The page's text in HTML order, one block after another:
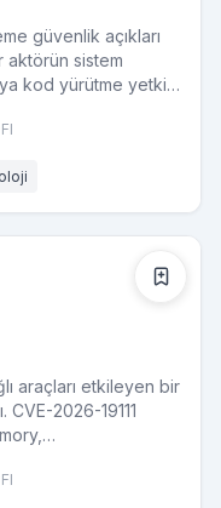
güvenlik açıkları
aktörün sistem
kod yürütme yetkisi
FI
araçları etkileyen bir
CVE-2026-19111
sorunu olarak
FI